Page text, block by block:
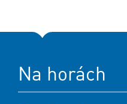
Na horách